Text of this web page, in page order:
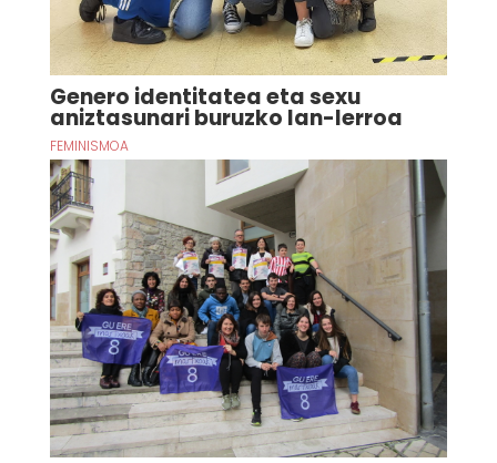
Genero identitatea eta sexu
aniztasunari buruzko lan-lerroa
FEMINISMOA